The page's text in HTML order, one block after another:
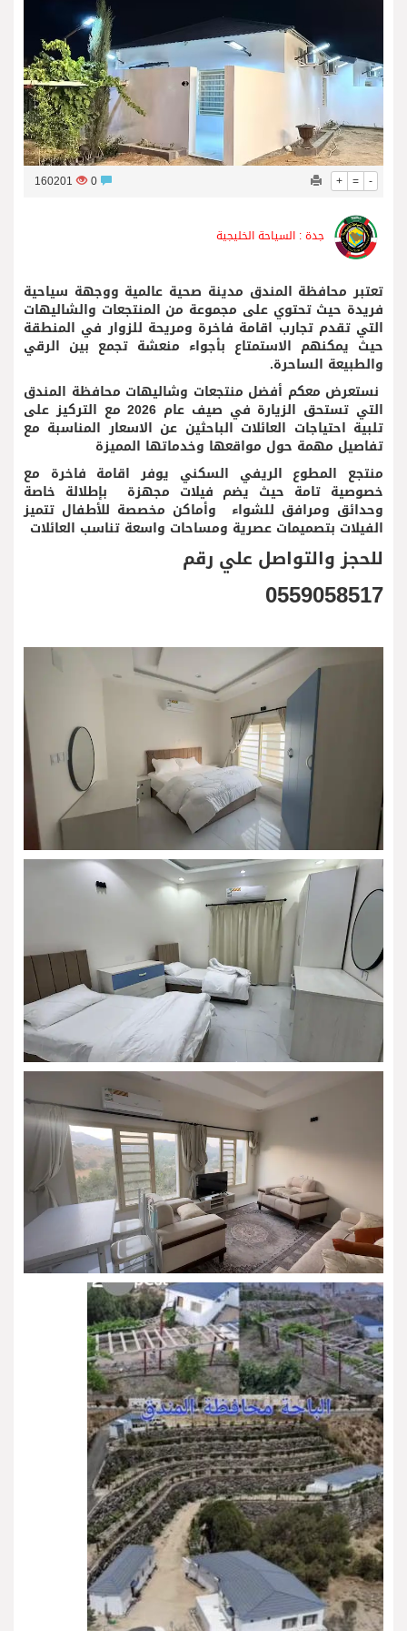
+ = -
160201
جدة : السياحة الخليجية
تعتبر محافظة المندق مدينة صحية عالمية ووجهة سياحية
فريدة حيث تحتوي على مجموعة من المنتجعات والشاليهات
التي تقدم تجارب اقامة فاخرة ومريحة للزوار في المنطقة
حيث يمكنهم الاستمتاع بأجواء منعشة تجمع بين الرقي
والطبيعة الساحرة.
نستعرض معكم أفضل منتجعات وشاليهات محافظة المندق
التي تستحق الزيارة في صيف عام 2026 مع التركيز على
تلبية احتياجات العائلات الباحثين عن الاسعار المناسبة مع
تفاصيل مهمة حول مواقعها وخدماتها المميزة
منتجع المطوع الريفي السكني يوفر اقامة فاخرة مع
خصوصية تامة حيث يضم فيلات مجهزة بإطلالة خاصة
وحدائق ومرافق للشواء وأماكن مخصصة للأطفال تتميز
الفيلات بتصميمات عصرية ومساحات واسعة تناسب العائلات
للحجز والتواصل علي رقم
0559058517